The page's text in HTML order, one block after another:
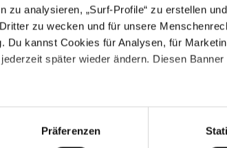
zu analysieren, „Surf-Profile“ zu erstellen
zu wecken und für unsere
Du kannst Cookies für Analysen, für
später wieder ändern. Diesen
Präferenzen